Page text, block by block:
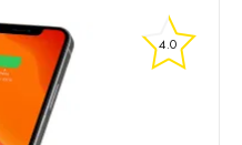
4.0